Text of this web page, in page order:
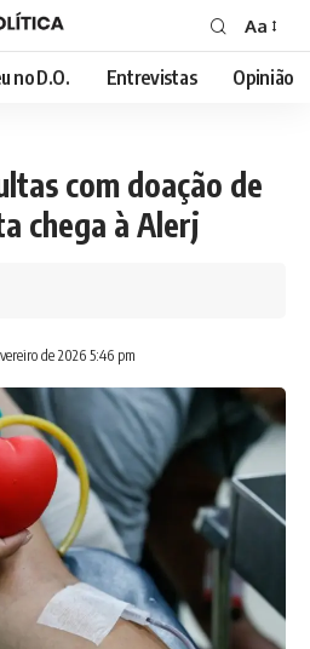
Font
Resizer
Aa
no D.O. Entrevistas Opinião
com doação de
chega à Alerj
de 2026 5:46 pm